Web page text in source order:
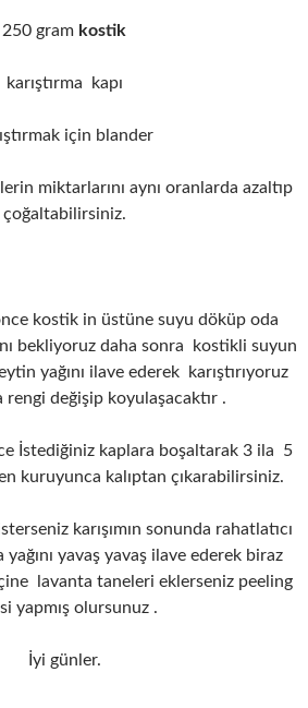
250 gram kostik
karıştırma kapı
için blander
miktarlarını aynı oranlarda azaltıp
çoğaltabilirsiniz.
kostik in üstüne suyu döküp oda
bekliyoruz daha sonra kostikli suyun
yağını ilave ederek karıştırıyoruz
rengi değişip koyulaşacaktır .
İstediğiniz kaplara boşaltarak 3 ila 5
kuruyunca kalıptan çıkarabilirsiniz.
karışımın sonunda rahatlatıcı
yavaş yavaş ilave ederek biraz
lavanta taneleri eklerseniz peeling
yapmış olursunuz .
İyi günler.